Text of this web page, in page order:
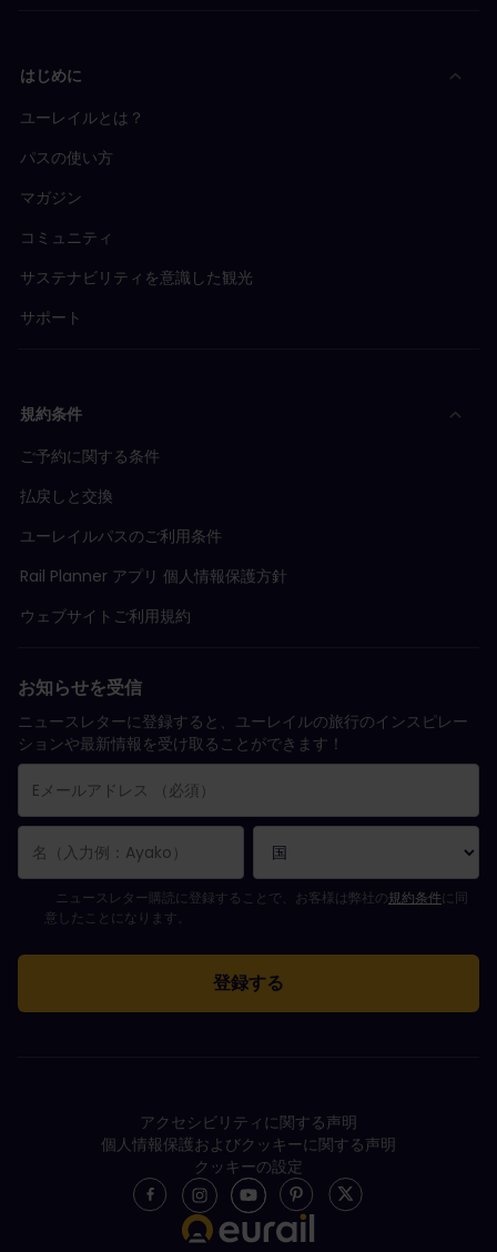
はじめに
ユーレイルとは？
パスの使い方
マガジン
コミュニティ
サステナビリティを意識した観光
サポート
規約条件
ご予約に関する条件
払戻しと交換
ユーレイルパスのご利用条件
Rail Planner アプリ 個人情報保護方針
ウェブサイトご利用規約
お知らせを受信
ニュースレターに登録すると、ユーレイルの旅行のインスピレー
ションや最新情報を受け取ることができます！
購読登録が完了しました。
Eメールアドレス欄は必須項目です。
Eメールアドレスが正しくありません。
ニュースレターの購読登録中にエラーが発生しました。後ほど、もう一度や
すでにこのニュースレターを購読されています！
ニュースレターを購読するには規約条件に同意してください。
ニュースレター購読に登録することで、お客様は弊社の規約条件に同
意したことになります。
アクセシビリティに関する声明
個人情報保護およびクッキーに関する声明
クッキーの設定